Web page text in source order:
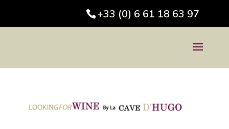
+33 (0) 6 61 18 63 97